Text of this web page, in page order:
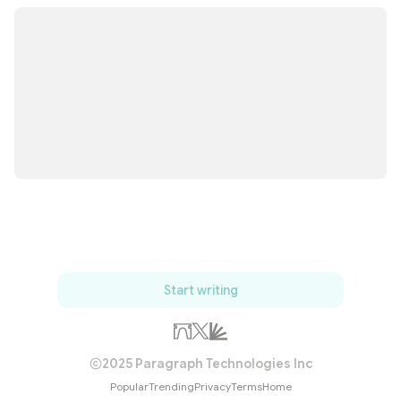
Start writing
2025 Paragraph Technologies Inc
PopularTrendingPrivacyTermsHome